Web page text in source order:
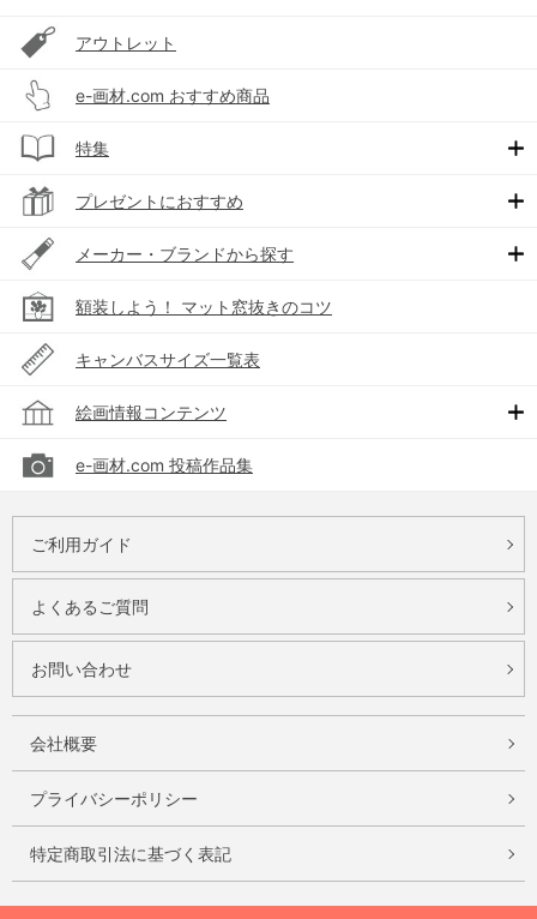
アウトレット
e-画材.com おすすめ商品
特集
プレゼントにおすすめ
メーカー・ブランドから探す
額装しよう！ マット窓抜きのコツ
キャンバスサイズ一覧表
絵画情報コンテンツ
e-画材.com 投稿作品集
ご利用ガイド
よくあるご質問
お問い合わせ
会社概要
プライバシーポリシー
特定商取引法に基づく表記